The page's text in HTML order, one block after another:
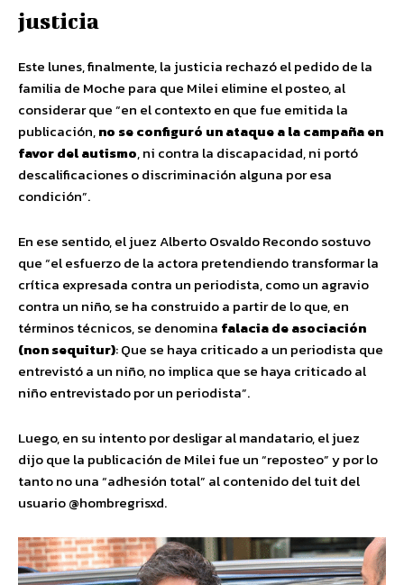
justicia
Este lunes, finalmente, la justicia rechazó el pedido de la
familia de Moche para que Milei elimine el posteo, al
considerar que “en el contexto en que fue emitida la
publicación,no se configuró un ataque a la campaña en
favor del autismo, ni contra la discapacidad, ni portó
descalificaciones o discriminación alguna por esa
condición”.
En ese sentido, el juez Alberto Osvaldo Recondo sostuvo
que “el esfuerzo de la actora pretendiendo transformar la
crítica expresada contra un periodista, como un agravio
contra un niño, se ha construido a partir de lo que, en
términos técnicos, se denomina falacia de asociación
(non sequitur): Que se haya criticado a un periodista que
entrevistó a un niño, no implica que se haya criticado al
niño entrevistado por un periodista”.
Luego, en su intento por desligar al mandatario, el juez
dijo que la publicación de Milei fue un “reposteo” y por lo
tanto no una “adhesión total” al contenido del tuit del
usuario @hombregrisxd.